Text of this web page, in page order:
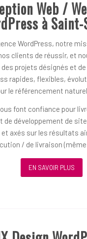
Web /
à
WordPress, notre
clients de réussir, et
projets désignés et
rapides, flexibles,
le référencement naturel
font confiance pour
de développement de
axés sur les résultats
/ de livraison
EN SAVOIR PLUS